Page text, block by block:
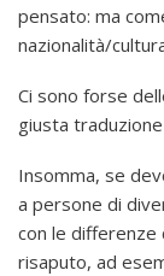
pensato: ma
nazionalità/
Ci sono forse
giusta
Insomma, se
a persone di
con le differenze
risaputo, ad